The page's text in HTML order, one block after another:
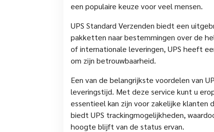
een populaire keuze voor veel mensen.
UPS Standard Verzenden biedt een
pakketten naar bestemmingen over de
of internationale leveringen, UPS heeft
om zijn betrouwbaarheid.
Een van de belangrijkste voordelen van
leveringstijd. Met deze service kunt u
essentieel kan zijn voor zakelijke klanten
biedt UPS trackingmogelijkheden,
hoogte blijft van de status ervan.